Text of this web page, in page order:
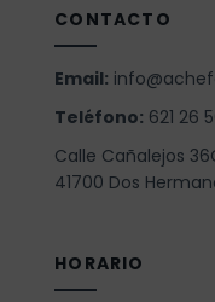
CONTACTO
Email:
Teléfono: 621 26
Calle Cañalejos
41700 Dos
HORARIO